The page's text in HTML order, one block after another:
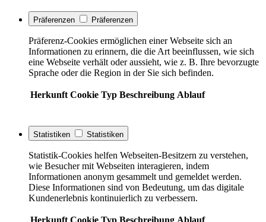
Präferenzen Präferenzen
Präferenz-Cookies ermöglichen einer Webseite sich an
Informationen zu erinnern, die die Art beeinflussen, wie sich
eine Webseite verhält oder aussieht, wie z. B. Ihre bevorzugte
Sprache oder die Region in der Sie sich befinden.
Herkunft Cookie Typ Beschreibung Ablauf
Statistiken Statistiken
Statistik-Cookies helfen Webseiten-Besitzern zu verstehen,
wie Besucher mit Webseiten interagieren, indem
Informationen anonym gesammelt und gemeldet werden.
Diese Informationen sind von Bedeutung, um das digitale
Kundenerlebnis kontinuierlich zu verbessern.
Herkunft Cookie Typ Beschreibung Ablauf